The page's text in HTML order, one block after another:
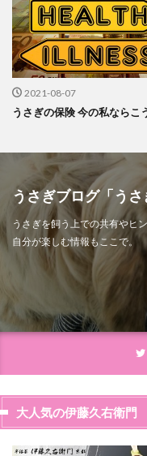
2021-08-07
うさぎの保険 今の私ならこ
うさぎブログ「うさ
うさぎを飼う上での共有やヒ
自分が楽しむ情報もここで。
大人気の伊藤久右衛門